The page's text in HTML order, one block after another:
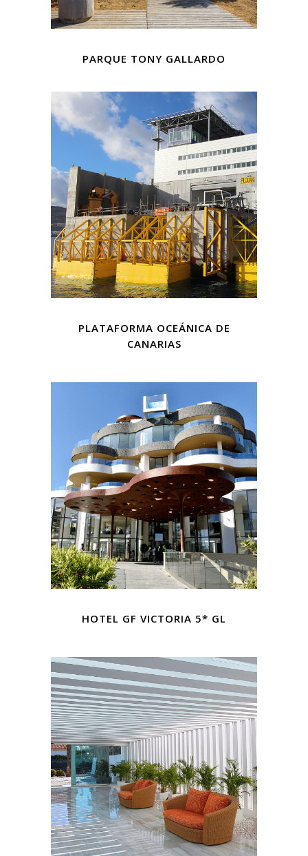
PARQUE TONY GALLARDO
PLATAFORMA OCEÁNICA DE
CANARIAS
HOTEL GF VICTORIA 5* GL